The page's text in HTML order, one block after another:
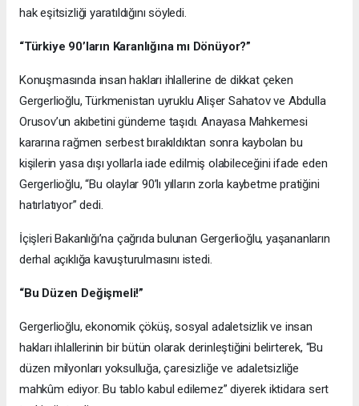
hak eşitsizliği yaratıldığını söyledi.
“Türkiye 90’ların Karanlığına mı Dönüyor?”
Konuşmasında insan hakları ihlallerine de dikkat çeken
Gergerlioğlu, Türkmenistan uyruklu Alişer Sahatov ve Abdulla
Orusov’un akıbetini gündeme taşıdı. Anayasa Mahkemesi
kararına rağmen serbest bırakıldıktan sonra kaybolan bu
kişilerin yasa dışı yollarla iade edilmiş olabileceğini ifade eden
Gergerlioğlu, “Bu olaylar 90’lı yılların zorla kaybetme pratiğini
hatırlatıyor” dedi.
İçişleri Bakanlığı’na çağrıda bulunan Gergerlioğlu, yaşananların
derhal açıklığa kavuşturulmasını istedi.
“Bu Düzen Değişmeli!”
Gergerlioğlu, ekonomik çöküş, sosyal adaletsizlik ve insan
hakları ihlallerinin bir bütün olarak derinleştiğini belirterek, “Bu
düzen milyonları yoksulluğa, çaresizliğe ve adaletsizliğe
mahkûm ediyor. Bu tablo kabul edilemez” diyerek iktidara sert